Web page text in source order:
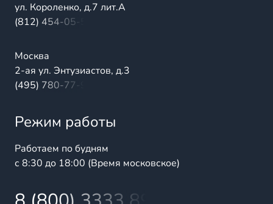
ул. Короленко, д.7 лит.А
(812) 454-05-54
Москва
2-ая ул. Энтузиастов, д.3
(495) 780-77-98
Режим работы
Работаем по будням
с 8:30 до 18:00 (Время московское)